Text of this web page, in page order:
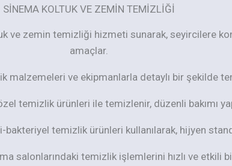
SINEMA KOLTUK VE ZEMIN TEMIZLIĞI
ve zemin temizliği hizmeti sunarak, seyircilere
amaçlar.
malzemeleri ve ekipmanlarla detaylı bir şekilde
temizlik ürünleri ile temizlenir, düzenli bakımı
bakteriyel temizlik ürünleri kullanılarak, hijyen
salonlarındaki temizlik işlemlerini hızlı ve etkili